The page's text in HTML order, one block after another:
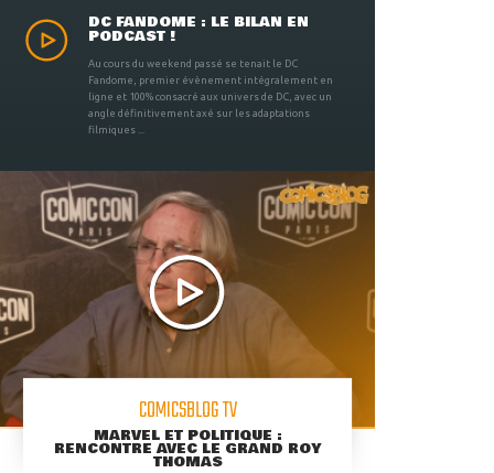
DC FANDOME : LE BILAN EN
PODCAST !
Au cours du weekend passé se tenait le DC
Fandome, premier évènement intégralement en
ligne et 100% consacré aux univers de DC, avec un
angle définitivement axé sur les adaptations
filmiques ...
COMICSBLOG TV
MARVEL ET POLITIQUE :
RENCONTRE AVEC LE GRAND ROY
THOMAS